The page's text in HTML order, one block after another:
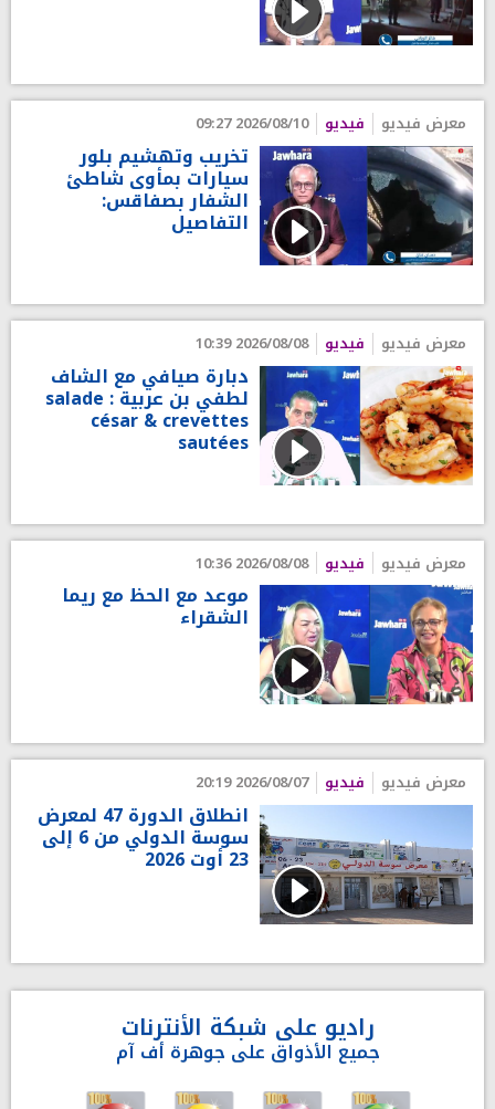
معرض فيديو فيديو 2026/08/10 09:27
تخريب وتهشيم بلور
سيارات بمأوى شاطئ
الشفار بصفاقس:
التفاصيل
معرض فيديو فيديو 2026/08/08 10:39
دبارة صيافي مع الشاف
لطفي بن عربية : salade
césar & crevettes
sautées
معرض فيديو فيديو 2026/08/08 10:36
موعد مع الحظ مع ريما
الشقراء
معرض فيديو فيديو 2026/08/07 20:19
انطلاق الدورة 47 لمعرض
سوسة الدولي من 6 إلى
23 أوت 2026
راديو على شبكة الأنترنات
جميع الأذواق على جوهرة أف آم